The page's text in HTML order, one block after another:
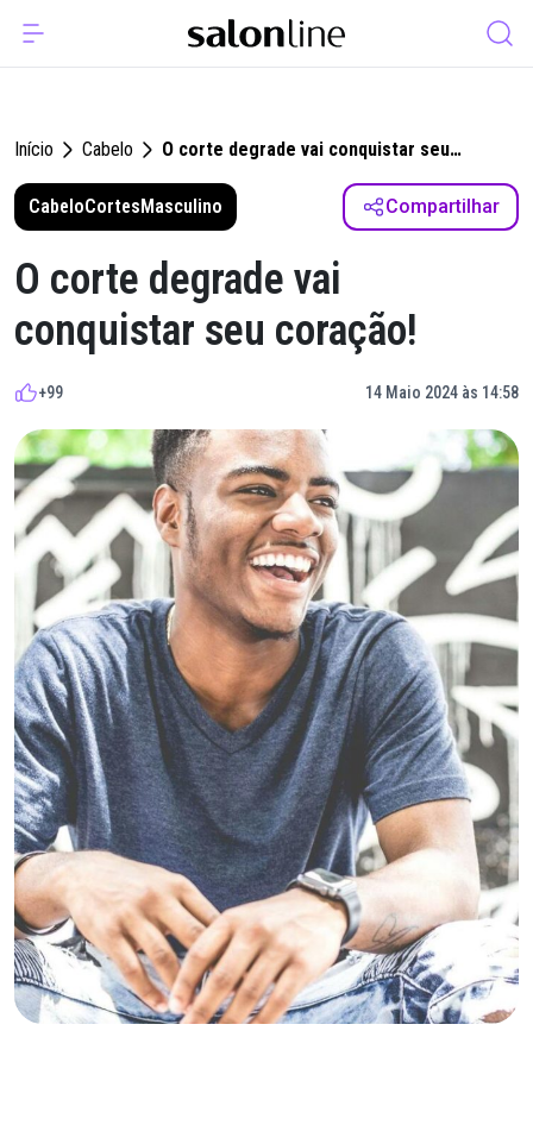
Início Cabelo
O corte degrade vai conquistar seu
coração!
CabeloCortesMasculino Compartilhar
O corte degrade vai
conquistar seu coração!
+99 14 Maio 2024 às 14:58